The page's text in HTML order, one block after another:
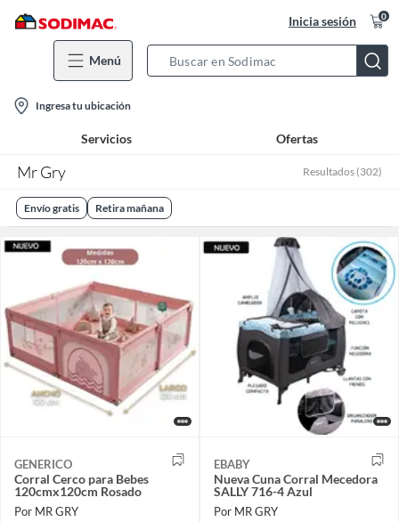
Inicia sesión 0
Menú
Bar
location-
icon
Ingresa tu ubicación
Servicios Ofertas
Mr Gry Resultados (302)
Envío gratis Retira mañana
GENERICO
Corral Cerco para Bebes
120cmx120cm Rosado
Por MR GRY
EBABY
Nueva Cuna Corral Mecedora
SALLY 716-4 Azul
Por MR GRY